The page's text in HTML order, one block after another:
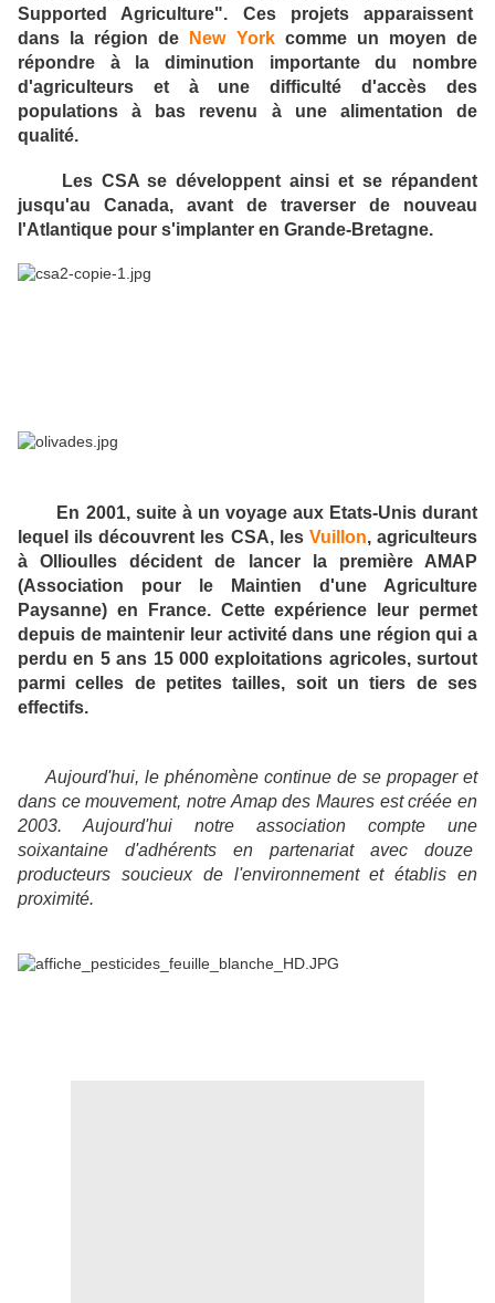
Supported Agriculture". Ces projets apparaissent
dans la région de
New Yorkcomme un moyen de
répondre à la diminution importante du nombre
d'agriculteurs et à une difficulté d'accès des
populations à bas revenu à une alimentation de
qualité.
Les CSA se développent ainsi et se répandent
jusqu'au Canada, avant de traverser de nouveau
l'Atlantique pour s'implanter en Grande-Bretagne.
En 2001, suite à un voyage aux Etats-Unis durant
lequel ils découvrent les CSA, les Vuillon, agriculteurs
à Ollioulles décident de lancer la première AMAP
(Association pour le Maintien d'une Agriculture
Paysanne) en France. Cette expérience leur permet
depuis de maintenir leur activité dans une région qui a
perdu en 5 ans 15 000 exploitations agricoles, surtout
parmi celles de petites tailles, soit un tiers de ses
effectifs.
Aujourd'hui, le phénomène continue de se propager et
dans ce mouvement, notre Amap des Maures est créée en
2003. Aujourd'hui notre association compte une
soixantaine d'adhérents en partenariat avec douze
producteurs soucieux de l'environnement et établis en
proximité.